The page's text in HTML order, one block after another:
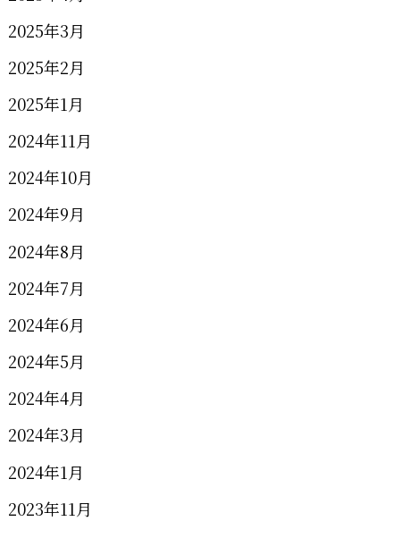
2025年3月
2025年2月
2025年1月
2024年11月
2024年10月
2024年9月
2024年8月
2024年7月
2024年6月
2024年5月
2024年4月
2024年3月
2024年1月
2023年11月